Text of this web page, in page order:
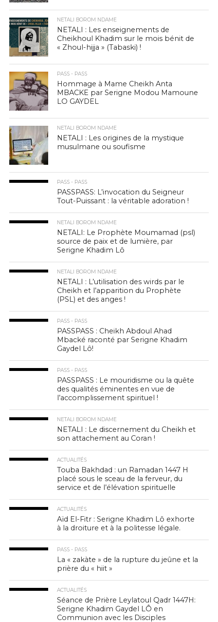
NETALI BOROM NDAME
NETALI : Les enseignements de
Cheikhoul Khadim sur le mois bénit de
« Zhoul-hijja » (Tabaski) !
PASS - PASS
Hommage à Mame Cheikh Anta
MBACKE par Serigne Modou Mamoune
LO GAYDEL
NETALI BOROM NDAME
NETALI : Les origines de la mystique
musulmane ou soufisme
PASS - PASS
PASSPASS: L’invocation du Seigneur
Tout-Puissant : la véritable adoration !
NETALI BOROM NDAME
NETALI: Le Prophète Moumamad (psl)
source de paix et de lumière, par
Serigne Khadim Lô
NETALI BOROM NDAME
NETALI : L’utilisation des wirds par le
Cheikh et l’apparition du Prophète
(PSL) et des anges !
PASS - PASS
PASSPASS : Cheikh Abdoul Ahad
Mbacké raconté par Serigne Khadim
Gaydel Lô!
PASS - PASS
PASSPASS : Le mouridisme ou la quête
des qualités éminentes en vue de
l’accomplissement spirituel !
NETALI BOROM NDAME
NETALI : Le discernement du Cheikh et
son attachement au Coran !
ACTUALITÉS
Touba Bakhdad : un Ramadan 1447 H
placé sous le sceau de la ferveur, du
service et de l’élévation spirituelle
ACTUALITÉS
Aïd El-Fitr : Serigne Khadim Lô exhorte
à la droiture et à la politesse légale.
PASS - PASS
La « zakàte » de la rupture du jeûne et la
prière du « hiit »
ACTUALITÉS
Séance de Prière Leylatoul Qadr 1447H:
Serigne Khadim Gaydel LÔ en
Communion avec les Disciples